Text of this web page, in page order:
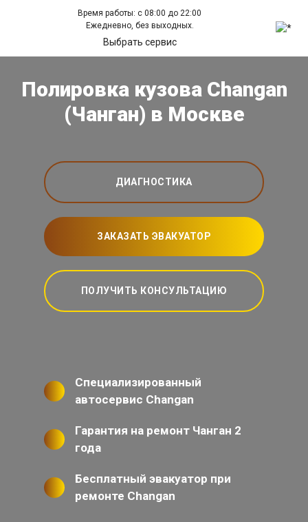
Время работы: с 08:00 до 22:00
Ежедневно, без выходных.
Выбрать сервис
Полировка кузова Changan
(Чанган) в Москве
ДИАГНОСТИКА
ЗАКАЗАТЬ ЭВАКУАТОР
ПОЛУЧИТЬ КОНСУЛЬТАЦИЮ
Специализированный
автосервис Changan
Гарантия на ремонт Чанган 2
года
Бесплатный эвакуатор при
ремонте Changan